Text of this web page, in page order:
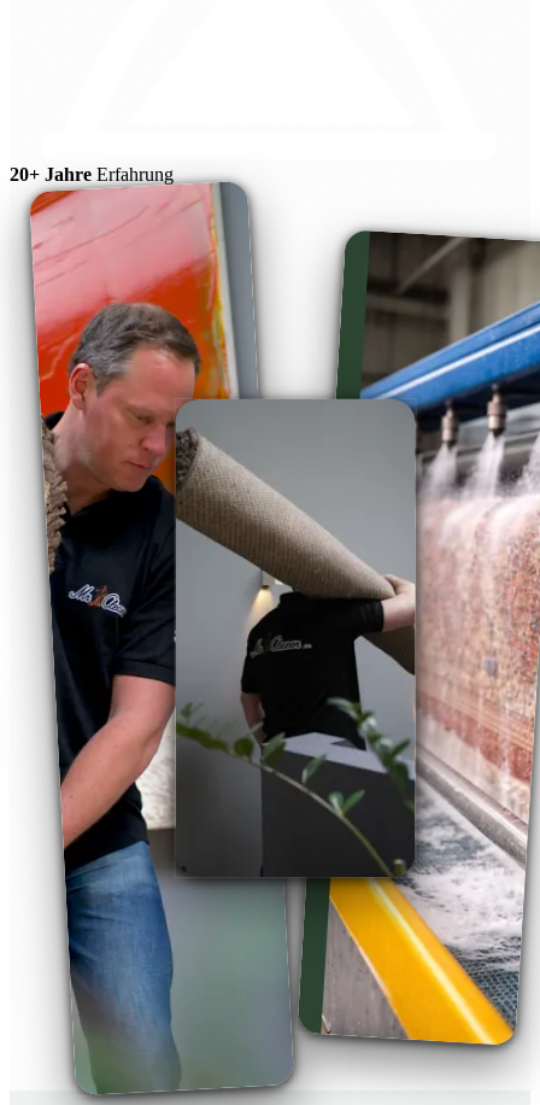
20+ Jahre Erfahrung